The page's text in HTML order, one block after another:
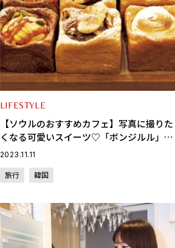
LIFESTYLE
【ソウルのおすすめカフェ】写真に撮りた
くなる可愛いスイーツ♡「ボンジルル」
「オウドゥ」
2023.11.11
旅行 韓国